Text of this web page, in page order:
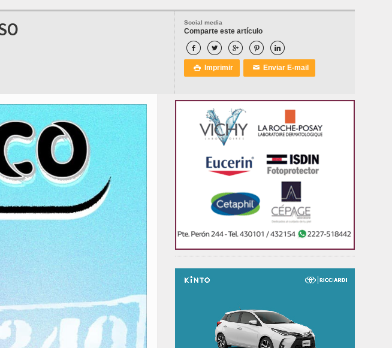
Social media
Comparte este artículo
    
 Imprimir ✉ Enviar E-mail